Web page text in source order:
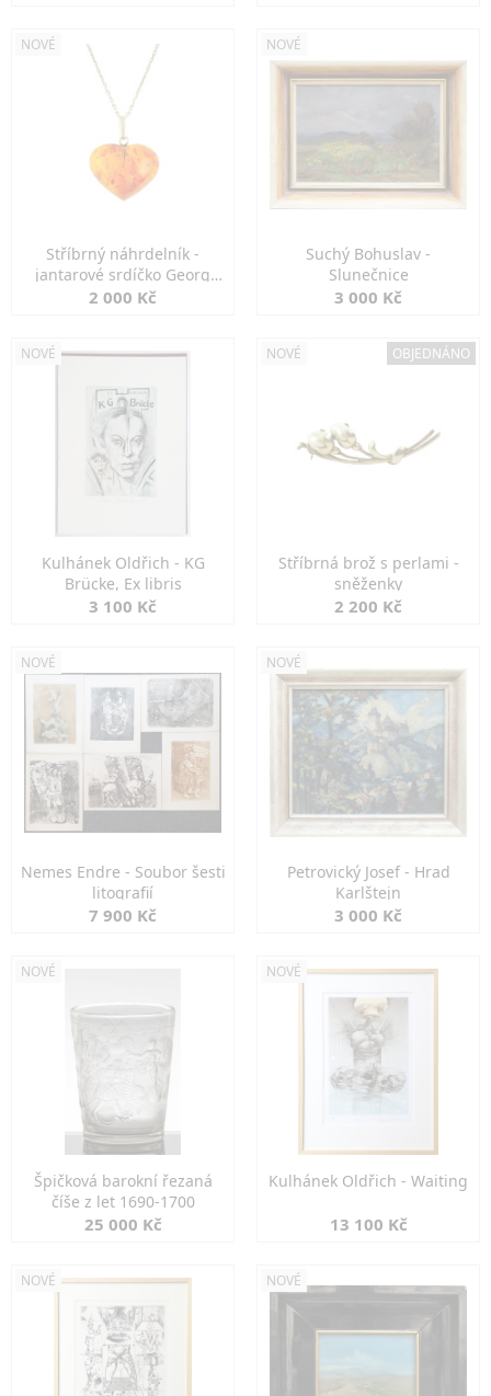
NOVÉ
Stříbrný náhrdelník -
jantarové srdíčko Georg
Kramer
2 000 Kč
NOVÉ
Suchý Bohuslav -
Slunečnice
3 000 Kč
NOVÉ
Kulhánek Oldřich - KG
Brücke, Ex libris
3 100 Kč
NOVÉ OBJEDNÁNO
Stříbrná brož s perlami -
sněženky
2 200 Kč
NOVÉ
Nemes Endre - Soubor šesti
litografií
7 900 Kč
NOVÉ
Petrovický Josef - Hrad
Karlštejn
3 000 Kč
NOVÉ
Špičková barokní řezaná
číše z let 1690-1700
25 000 Kč
NOVÉ
Kulhánek Oldřich - Waiting
13 100 Kč
NOVÉ NOVÉ